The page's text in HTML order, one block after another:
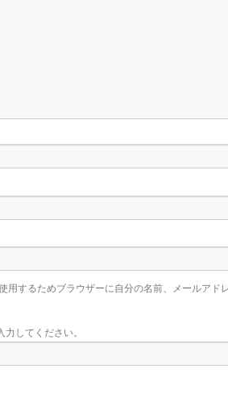
用するためブラウザーに自分の名前、メールアド
してください。